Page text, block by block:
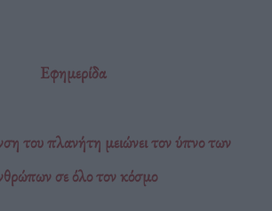
Εφημερίδα
του πλανήτη μειώνει τον ύπνο των
σε όλο τον κόσμο